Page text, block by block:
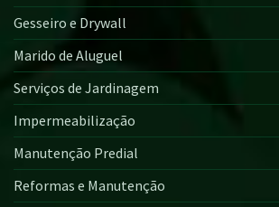
Gesseiro e Drywall
Marido de Aluguel
Serviços de Jardinagem
Impermeabilização
Manutenção Predial
Reformas e Manutenção